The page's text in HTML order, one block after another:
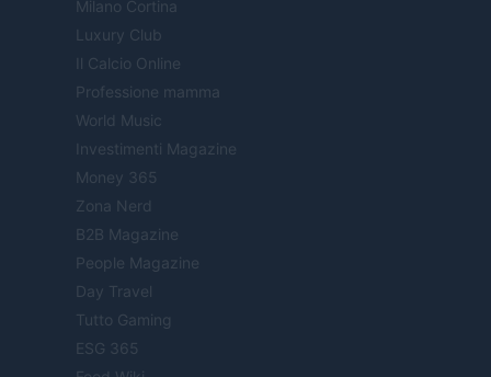
Milano Cortina
Luxury Club
Il Calcio Online
Professione mamma
World Music
Investimenti Magazine
Money 365
Zona Nerd
B2B Magazine
People Magazine
Day Travel
Tutto Gaming
ESG 365